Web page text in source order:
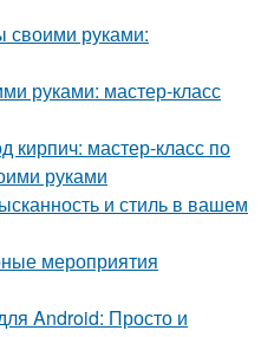
своими руками:
руками: мастер-класс
кирпич: мастер-класс по
руками
и стиль в вашем
мероприятия
Android: Просто и